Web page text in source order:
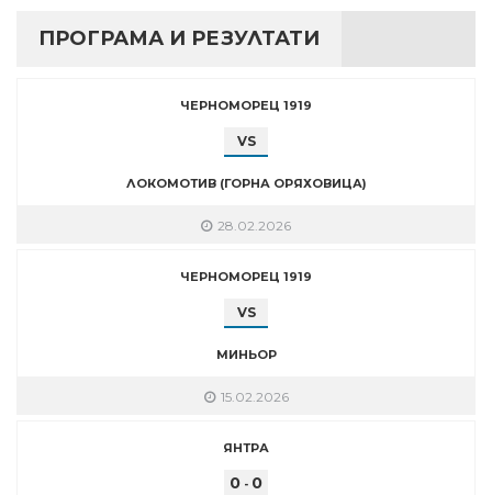
ПРОГРАМА И РЕЗУЛТАТИ
ЧЕРНОМОРЕЦ 1919
VS
ЛОКОМОТИВ (ГОРНА ОРЯХОВИЦА)
28.02.2026
ЧЕРНОМОРЕЦ 1919
VS
МИНЬОР
15.02.2026
ЯНТРА
0 - 0